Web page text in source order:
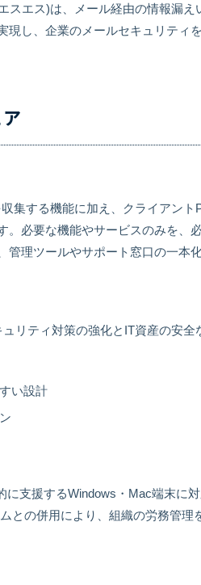
スエス)は、メール経由の情報漏
し、企業のメールセキュリティ
集する機能に加え、クライアン
。必要な機能やサービスのみを
管理ツールやサポート窓口の一本
リティ対策の強化とIT資産の安
い設計
に支援するWindows・Mac端末に
との併用により、組織の労務管